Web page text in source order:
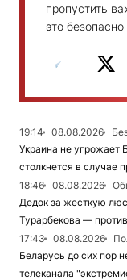
пропустить
это
19:14 08.08.2026
Украина не угрожает
столкнется в случае
18:46
08.08.2026
Дедок за жесткую
Турарбекова — против
17:43
08.08.2026
Беларусь до сих пор
телеканала